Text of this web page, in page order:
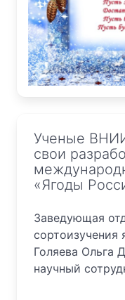
Ученые
свои
«Ягоды
Заведующая
сортоизучения
Голяева Ольга
научный